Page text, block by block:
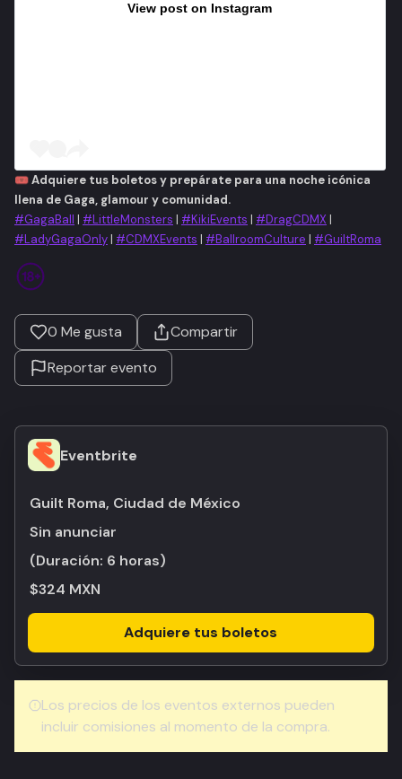
View post on Instagram
🎟️Adquiere tus boletos y prepárate para una noche icónica
llena de Gaga, glamour y comunidad.
#GagaBall | #LittleMonsters | #KikiEvents | #DragCDMX |
#LadyGagaOnly| #CDMXEvents | #BallroomCulture | #GuiltRoma
0 Me gusta
Compartir
Reportar evento
Eventbrite
Guilt Roma, Ciudad de México
Sin anunciar
(Duración: 6 horas)
$324 MXN
Adquiere tus boletos
Los precios de los eventos externos pueden
incluir comisiones al momento de la compra.